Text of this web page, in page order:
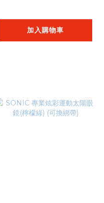
加入購物車